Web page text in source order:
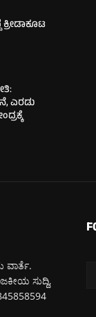
ಎರಡು
ವಾರ್ತೆ.
ಸುದ್ದಿ,